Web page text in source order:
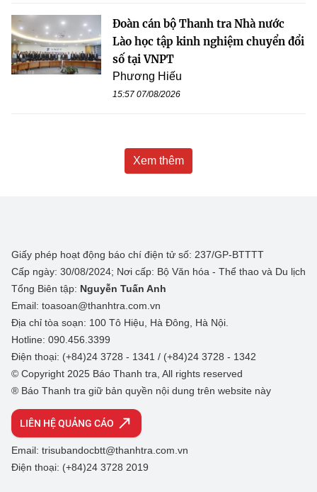
Đoàn cán bộ Thanh tra Nhà nước
Lào học tập kinh nghiệm chuyển đổi
số tại VNPT
Phương Hiếu
15:57 07/08/2026
Xem thêm
Giấy phép hoạt động báo chí điện tử số: 237/GP-BTTTT
Cấp ngày: 30/08/2024; Nơi cấp: Bộ Văn hóa - Thể thao và Du lịch
Tổng Biên tập: Nguyễn Tuấn Anh
Email: toasoan@thanhtra.com.vn
Địa chỉ tòa soạn: 100 Tô Hiệu, Hà Đông, Hà Nội.
Hotline: 090.456.3399
Điện thoại: (+84)24 3728 - 1341 / (+84)24 3728 - 1342
© Copyright 2025 Báo Thanh tra, All rights reserved
® Báo Thanh tra giữ bản quyền nội dung trên website này
LIÊN HỆ QUẢNG CÁO
Email: trisubandocbtt@thanhtra.com.vn
Điện thoại: (+84)24 3728 2019